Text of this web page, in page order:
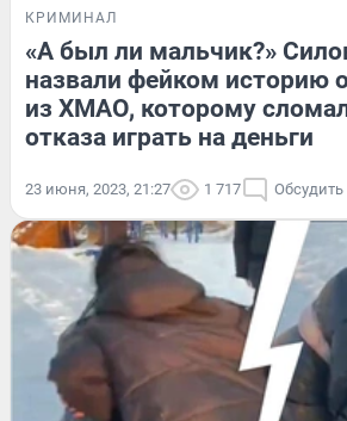
КРИМИНАЛ
«А был ли мальчик?»
назвали фейком историю
из ХМАО, которому
отказа играть на деньги
23 июня, 2023, 21:27 1 717 Обсудить